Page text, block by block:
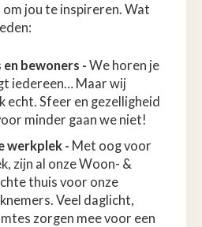
om jou te inspireren. Wat
en bewoners -We horen je
iedereen… Maar wij
echt. Sfeer en gezelligheid
minder gaan we niet!
werkplek - Met oog voor
zijn al onze Woon- &
thuis voor onze
Veel daglicht,
zorgen mee voor een